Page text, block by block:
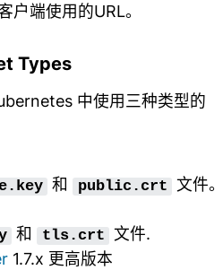
户端使用的URL。
Types
中使用三种类型的
和 public.crt 文件
和 tls.crt 文件.
1.7.x 更高版本